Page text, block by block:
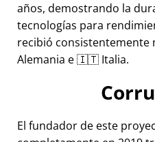
años, demostrando la
tecnologías para
recibió
Alemania e 🇮🇹 Italia.
El fundador de este